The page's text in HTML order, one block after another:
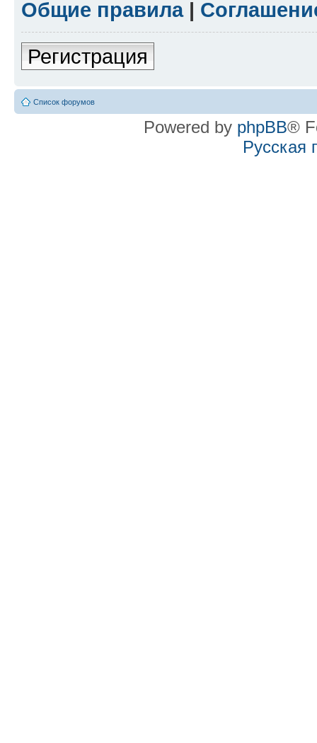
Общие правила|
Регистрация
Список форумов
Powered by phpBB®
Русская